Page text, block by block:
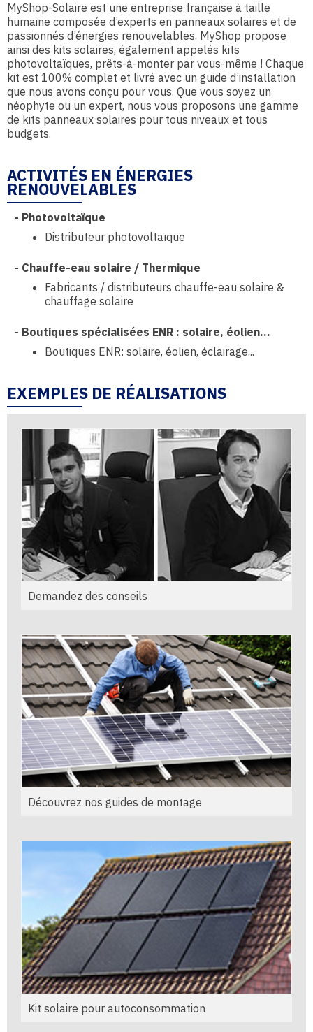
MyShop-Solaire est une entreprise française à taille
humaine composée d’experts en panneaux solaires et de
passionnés d’énergies renouvelables. MyShop propose
ainsi des kits solaires, également appelés kits
photovoltaïques, prêts-à-monter par vous-même ! Chaque
kit est 100% complet et livré avec un guide d’installation
que nous avons conçu pour vous. Que vous soyez un
néophyte ou un expert, nous vous proposons une gamme
de kits panneaux solaires pour tous niveaux et tous
budgets.
ACTIVITÉS EN ÉNERGIES
RENOUVELABLES
- Photovoltaïque
Distributeur photovoltaïque
- Chauffe-eau solaire / Thermique
Fabricants / distributeurs chauffe-eau solaire &
chauffage solaire
- Boutiques spécialisées ENR : solaire, éolien...
Boutiques ENR: solaire, éolien, éclairage...
EXEMPLES DE RÉALISATIONS
Demandez des conseils
Découvrez nos guides de montage
Kit solaire pour autoconsommation